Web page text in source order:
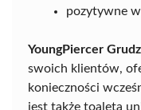
pozytywne
YoungPiercer
swoich klientów,
konieczności
jest także toaleta